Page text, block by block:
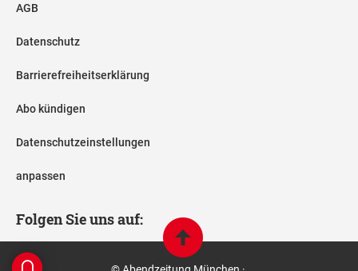
AGB
Datenschutz
Barrierefreiheitserklärung
Abo kündigen
Datenschutzeinstellungen
anpassen
Folgen Sie uns auf: